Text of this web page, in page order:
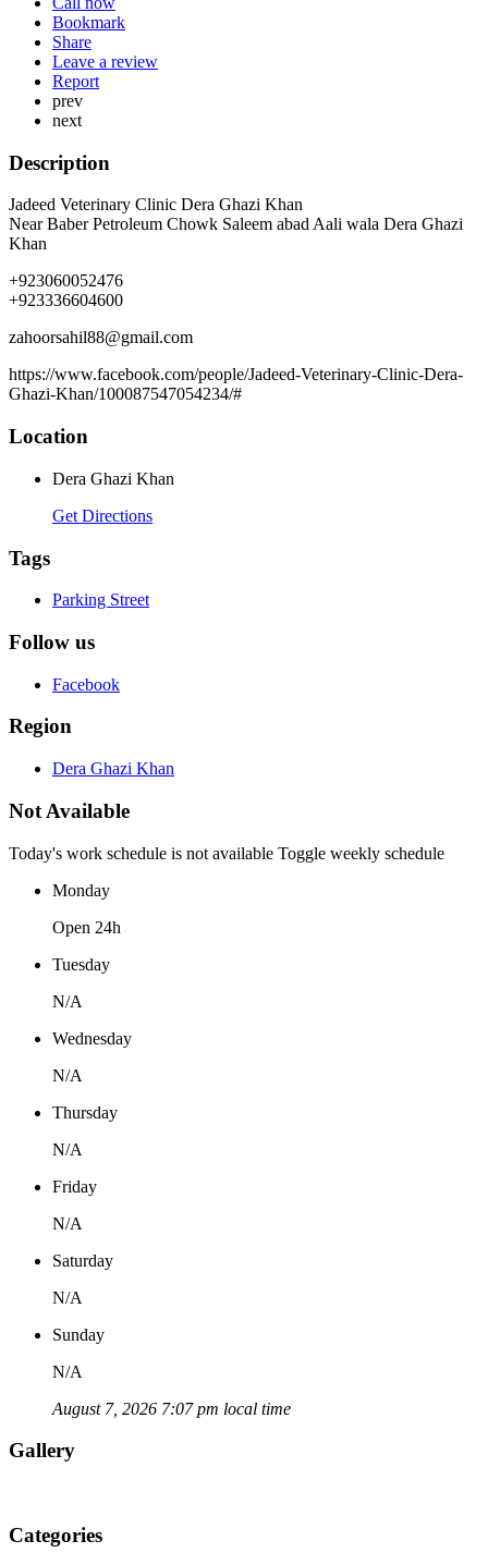
Bookmark
Share
Leave a review
Report
prev
next
Description
Jadeed Veterinary Clinic Dera Ghazi Khan
Near Baber Petroleum Chowk Saleem abad Aali wala Dera Ghazi
Khan
+923060052476
+923336604600
zahoorsahil88@gmail.com
https://www.facebook.com/people/Jadeed-Veterinary-Clinic-Dera-
Ghazi-Khan/100087547054234/#
Location
Dera Ghazi Khan
Get Directions
Tags
Parking Street
Follow us
Facebook
Region
Dera Ghazi Khan
Not Available
Today's work schedule is not available Toggle weekly schedule
Monday
Open 24h
Tuesday
N/A
Wednesday
N/A
Thursday
N/A
Friday
N/A
Saturday
N/A
Sunday
N/A
August 7, 2026 7:07 pm local time
Gallery
Categories